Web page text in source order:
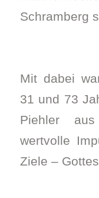
Schramberg
Mit dabei
31 und 73
Piehler
wertvolle
Ziele –